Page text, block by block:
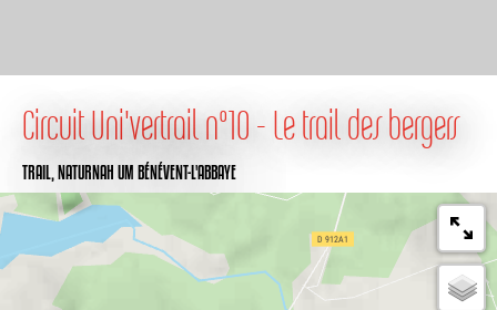
Circuit Uni'vertrail n°10 - Le trail des bergers
TRAIL,NATURNAH UM BÉNÉVENT-L'ABBAYE